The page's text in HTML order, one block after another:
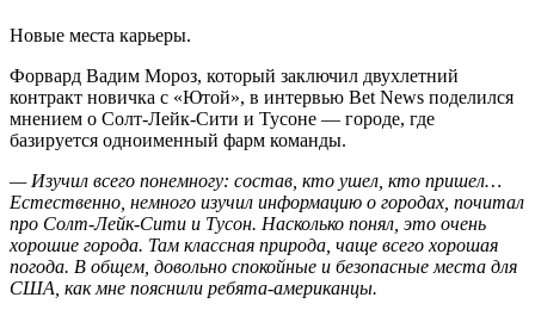
Новые места карьеры.
Форвард Вадим Мороз, который заключил двухлетний
контракт новичка с «Ютой», в интервью Bet News поделился
мнением о Солт-Лейк-Сити и Тусоне — городе, где
базируется одноименный фарм команды.
— Изучил всего понемногу: состав, кто ушел, кто пришел…
Естественно, немного изучил информацию о городах, почитал
про Солт-Лейк-Сити и Тусон. Насколько понял, это очень
хорошие города. Там классная природа, чаще всего хорошая
погода. В общем, довольно спокойные и безопасные места для
США, как мне пояснили ребята-американцы.